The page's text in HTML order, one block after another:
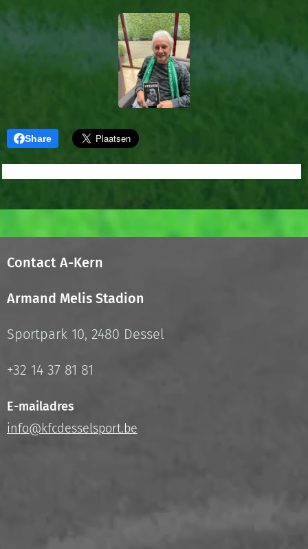
Share
Contact A-Kern
Armand Melis Stadion
Sportpark 10, 2480 Dessel
+32 14 37 81 81
E-mailadres
info@kfcdesselsport.be